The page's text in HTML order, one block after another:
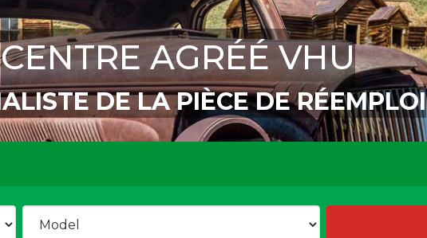
CENTRE AGRÉÉ VHU
DE LA PIÈCE DE RÉEMPLOI